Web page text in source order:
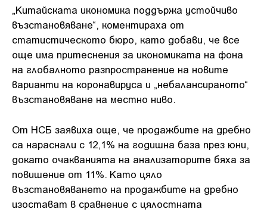
„Китайската икономика поддържа устойчиво
възстановяване“, коментираха от
статистическото бюро, като добави, че все
още има притеснения за икономиката на фона
на глобалното разпространение на новите
варианти на коронавируса и „небалансираното“
възстановяване на местно ниво.
От НСБ заявиха още, че продажбите на дребно
са нараснали с 12,1% на годишна база през юни,
докато очакванията на анализаторите бяха за
повишение от 11%. Като цяло
възстановяването на продажбите на дребно
изостават в сравнение с цялостната